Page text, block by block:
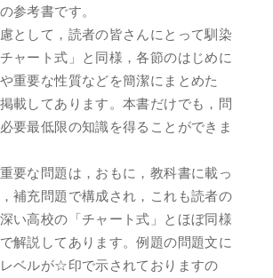
参考書です。
として，読者の皆さんにとって馴染
ャート式」と同様，各節のはじめに
重要な性質などを簡潔にまとめた
載してあります。本書だけでも，問
要最低限の知識を得ることができま
要な問題は，おもに，教科書に載っ
補充問題で構成され，これも読者の
い高校の「チャート式」とほぼ同様
解説してあります。例題の問題文に
ベルが☆印で示されておりますの